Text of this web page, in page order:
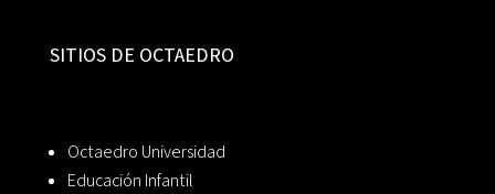
SITIOS DE OCTAEDRO
Octaedro Universidad
Educación Infantil